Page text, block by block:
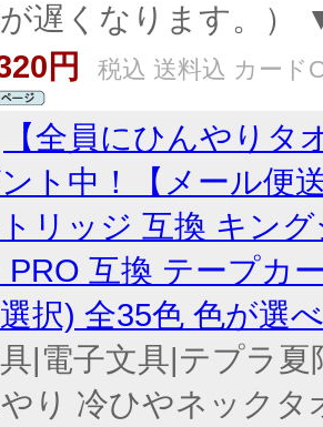
遅くなります。
円
税込 送料込 カード
【全員にひんやり
ト中！【メール便
リッジ 互換 キン
PRO 互換 テープカ
択) 全35色 色が選
|電子文具|テプラ
り 冷ひやネックタ